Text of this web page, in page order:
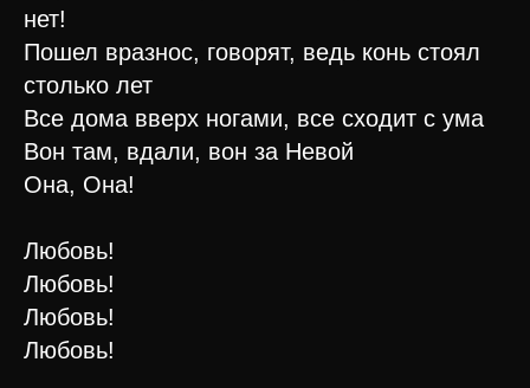
нет!
Пошел вразнос, говорят, ведь конь стоял
столько лет
Все дома вверх ногами, все сходит с ума
Вон там, вдали, вон за Невой
Она, Она!
Любовь!
Любовь!
Любовь!
Любовь!